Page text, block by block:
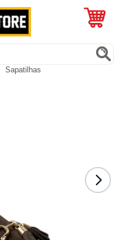
Sapatilhas